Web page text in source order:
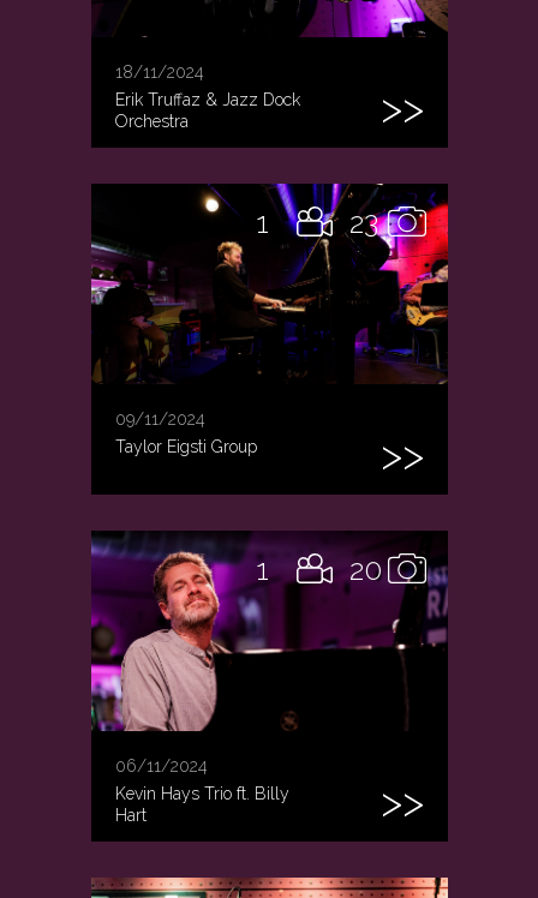
18/11/2024
Erik Truffaz & Jazz Dock
Orchestra
23
1
09/11/2024
Taylor Eigsti Group
20
1
06/11/2024
Kevin Hays Trio ft. Billy
Hart